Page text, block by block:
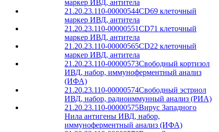
маркер ИВД, антитела
21.20.23.110-00000544CD69 клеточный
маркер ИВД, антитела
21.20.23.110-00000551CD71 клеточный
маркер ИВД, антитела
21.20.23.110-00000565CD22 клеточный
маркер ИВД, антитела
21.20.23.110-00000573Свободный кортизол
ИВД, набор, иммуноферментный анализ
(ИФА)
21.20.23.110-00000574Свободный эстриол
ИВД, набор, радиоиммунный анализ (РИА)
21.20.23.110-00000575Вирус Западного
Нила антигены ИВД, набор,
иммуноферментный анализ (ИФА)